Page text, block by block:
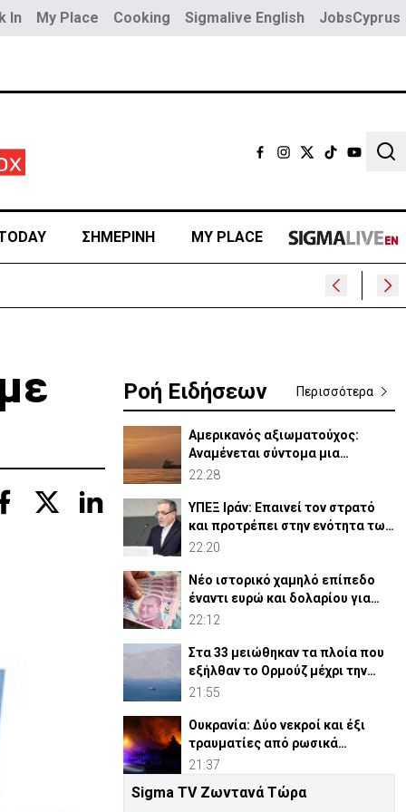
In My Place Cooking Sigmalive English JobsCyprus
ΣΗΜΕΡΙΝΗ MY PLACE
Ροή Ειδήσεων Περισσότερα
Αμερικανός αξιωματούχος:
Αναμένεται σύντομα μια
συμφωνία για Ορμούζ
22:28
ΥΠΕΞ Ιράν: Επαινεί τον στρατό
και προτρέπει στην ενότητα των
μουσουλμάνων
22:20
Νέο ιστορικό χαμηλό επίπεδο
έναντι ευρώ και δολαρίου για
τουρκική λίρα
22:12
Στα 33 μειώθηκαν τα πλοία που
εξήλθαν το Ορμούζ μέχρι την
Πέμπτη
21:55
Ουκρανία: Δύο νεκροί και έξι
τραυματίες από ρωσικά
πλήγματα
21:37
ΗΠΑ: Η Γερουσία ενέκρινε νέες
Sigma TV Ζωντανά Τώρα